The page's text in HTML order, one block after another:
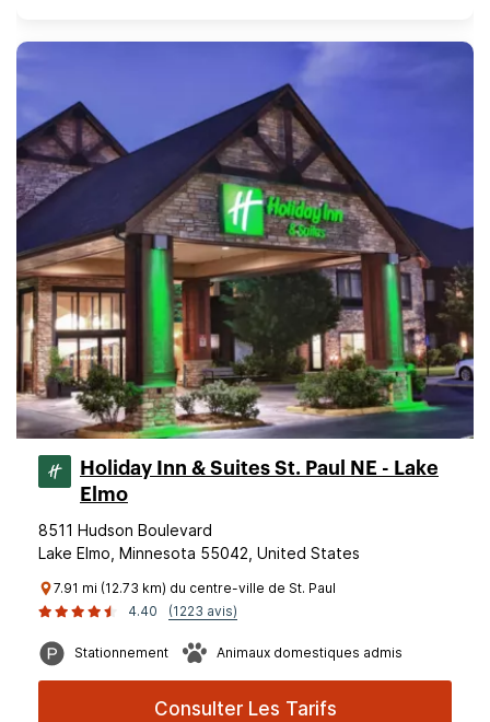
Holiday Inn & Suites St. Paul NE - Lake
Elmo
8511 Hudson Boulevard
Lake Elmo, Minnesota 55042, United States
7.91 mi (12.73 km) du centre-ville de St. Paul
4.40
(1223 avis)
Stationnement Animaux domestiques admis
Consulter Les Tarifs